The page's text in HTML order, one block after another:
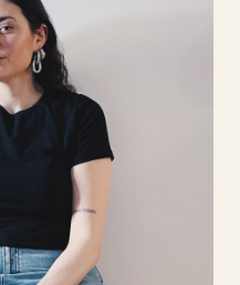
italiana com raízes
e costureira de alta
Fundadora da AVÒ
tradicional,
de palma, com design
assente nos princípios
no seu projeto criar
e acessórios únicos,
e materiais
nesta residência
que celebre a